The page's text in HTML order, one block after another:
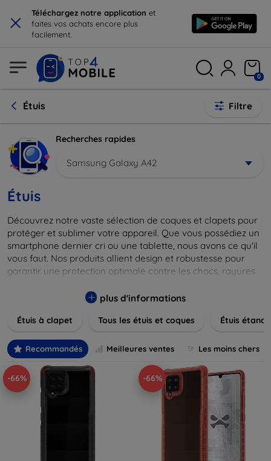
× Téléchargez notre application et
faites vos achats encore plus
facilement.
0
Étuis Filtre
Recherches rapides
Samsung Galaxy A42
Étuis
Découvrez notre vaste sélection de coques et clapets pour
protéger et sublimer votre appareil. Que vous possédiez un
smartphone dernier cri ou une tablette, nous avons ce qu'il
vous faut. Nos produits allient design et robustesse pour
garantir une protection optimale contre les chocs, rayures
allant des modèles élégants et minimalistes aux designs
matériaux de haute qualité, y compris le cuir, le silicone, et
parfait pour exprimer votre style tout en assurant la
durabilité de votre appareil.
plus d'informations
Étuis à clapet Tous les étuis et coques Étuis
Recommandés Meilleures ventes Les moins chers
-66% -66%